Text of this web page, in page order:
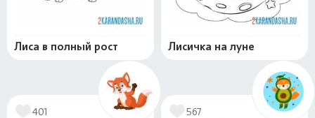
Лиса в полный рост Лисичка на луне
401 567